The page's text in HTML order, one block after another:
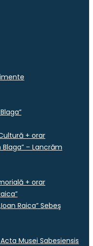
+ orar
– Lancrăm
+ orar
Raica” Sebeş
Musei Sabesiensis